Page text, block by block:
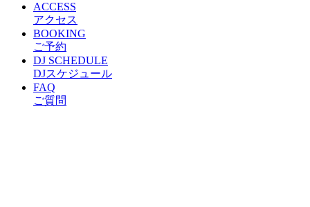
ACCESS
アクセス
BOOKING
ご予約
DJ SCHEDULE
DJスケジュール
FAQ
ご質問